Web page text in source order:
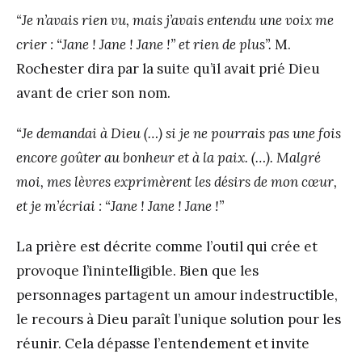
“Je n’avais rien vu, mais j’avais entendu une voix me
crier : “Jane ! Jane ! Jane !” et rien de plus”. M.
Rochester dira par la suite qu’il avait prié Dieu
avant de crier son nom.
“Je demandai à Dieu (…) si je ne pourrais pas une fois
encore goûter au bonheur et à la paix. (…). Malgré
moi, mes lèvres exprimèrent les désirs de mon cœur,
et je m’écriai : “Jane ! Jane ! Jane !”
La prière est décrite comme l’outil qui crée et
provoque l’inintelligible. Bien que les
personnages partagent un amour indestructible,
le recours à Dieu paraît l’unique solution pour les
réunir. Cela dépasse l’entendement et invite